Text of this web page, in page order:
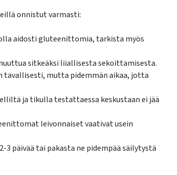
onnistut varmasti:
aidosti gluteenittomia, tarkista myös
sitkeäksi liiallisesta sekoittamisesta.
tavallisesti, mutta pidemmän aikaa, jotta
ja tikulla testattaessa keskustaan ei jää
leivonnaiset vaativat usein
päivää tai pakasta ne pidempää säilytystä